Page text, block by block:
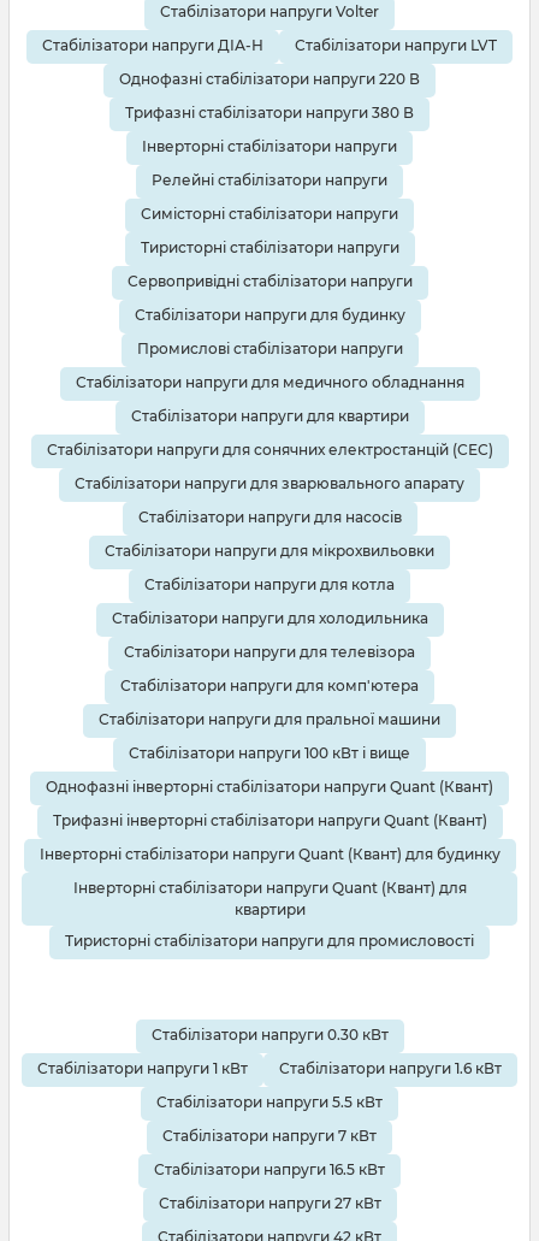
Стабілізатори напруги Volter
Стабілізатори напруги ДІА-Н
Стабілізатори напруги LVT
Однофазні стабілізатори напруги 220 В
Трифазні стабілізатори напруги 380 В
Інверторні стабілізатори напруги
Релейні стабілізатори напруги
Симісторні стабілізатори напруги
Тиристорні стабілізатори напруги
Сервопривідні стабілізатори напруги
Стабілізатори напруги для будинку
Промислові стабілізатори напруги
Стабілізатори напруги для медичного обладнання
Стабілізатори напруги для квартири
Стабілізатори напруги для сонячних електростанцій (СЕС)
Стабілізатори напруги для зварювального апарату
Стабілізатори напруги для насосів
Стабілізатори напруги для мікрохвильовки
Стабілізатори напруги для котла
Стабілізатори напруги для холодильника
Стабілізатори напруги для телевізора
Стабілізатори напруги для комп'ютера
Стабілізатори напруги для пральної машини
Стабілізатори напруги 100 кВт і вище
Однофазні інверторні стабілізатори напруги Quant (Квант)
Трифазні інверторні стабілізатори напруги Quant (Квант)
Інверторні стабілізатори напруги Quant (Квант) для будинку
Інверторні стабілізатори напруги Quant (Квант) для
квартири
Тиристорні стабілізатори напруги для промисловості
Стабілізатори напруги 0.30 кВт
Стабілізатори напруги 1 кВт
Стабілізатори напруги 1.6 кВт
Стабілізатори напруги 5.5 кВт
Стабілізатори напруги 7 кВт
Стабілізатори напруги 16.5 кВт
Стабілізатори напруги 27 кВт
Стабілізатори напруги 42 кВт